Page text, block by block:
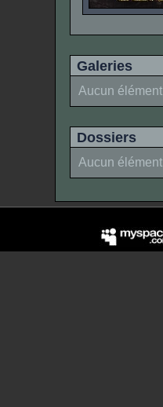
Galeries
Aucun élément
Dossiers
Aucun élément